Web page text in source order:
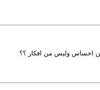
من احساس وليس من افكار ؟؟